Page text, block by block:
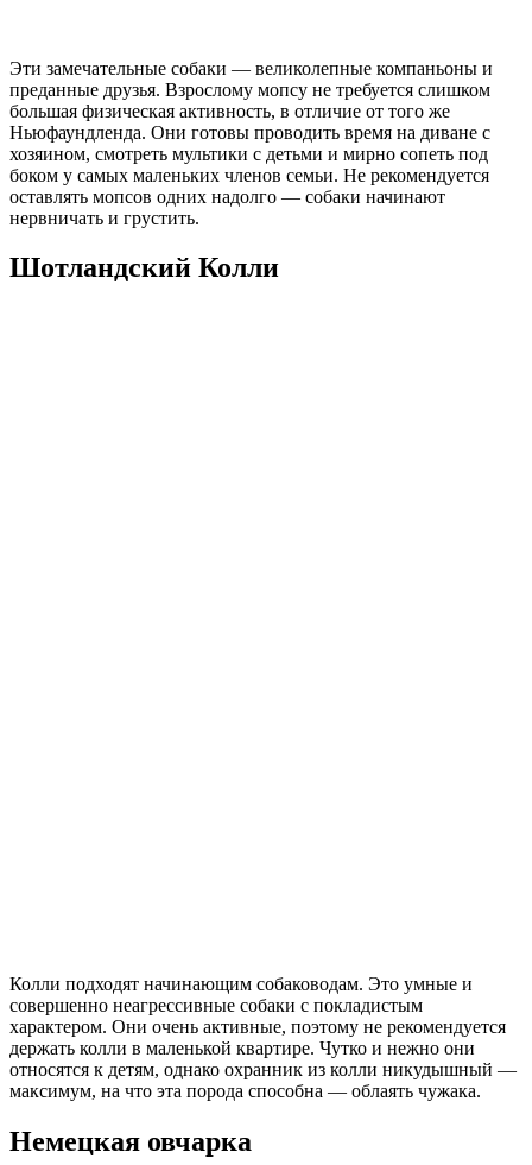
Эти замечательные собаки — великолепные компаньоны и
преданные друзья. Взрослому мопсу не требуется слишком
большая физическая активность, в отличие от того же
Ньюфаундленда. Они готовы проводить время на диване с
хозяином, смотреть мультики с детьми и мирно сопеть под
боком у самых маленьких членов семьи. Не рекомендуется
оставлять мопсов одних надолго — собаки начинают
нервничать и грустить.
Шотландский Колли
Колли подходят начинающим собаководам. Это умные и
совершенно неагрессивные собаки с покладистым
характером. Они очень активные, поэтому не рекомендуется
держать колли в маленькой квартире. Чутко и нежно они
относятся к детям, однако охранник из колли никудышный —
максимум, на что эта порода способна — облаять чужака.
Немецкая овчарка